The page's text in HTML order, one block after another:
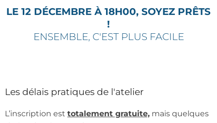
LE 12 DÉCEMBRE À 18H00, SOYEZ PRÊTS
!
ENSEMBLE, C'EST PLUS FACILE
Les délais pratiques de l'atelier
L’inscription est totalement gratuite, mais quelques